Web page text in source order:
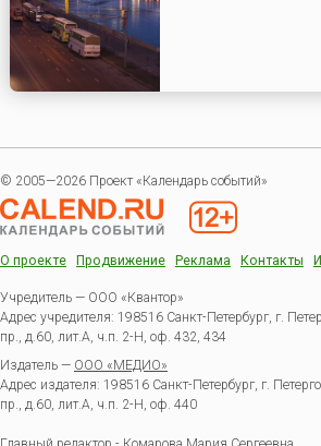
© 2005—2026 Проект «Календарь событий»
О проекте Продвижение Реклама Контакты
Учредитель — ООО «Квантор»
Адрес учредителя: 198516 Санкт-Петербург, г.
пр., д.60, лит.А, ч.п. 2-Н, оф. 432, 434
Издатель — ООО «МЕДИО»
Адрес издателя: 198516 Санкт-Петербург, г.
пр., д.60, лит.А, ч.п. 2-Н, оф. 440